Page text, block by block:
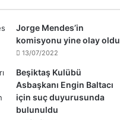
Jorge Mendes’in
komisyonu yine olay oldu
13/07/2022
Beşiktaş Kulübü
Asbaşkanı Engin Baltacı
için suç duyurusunda
bulunuldu